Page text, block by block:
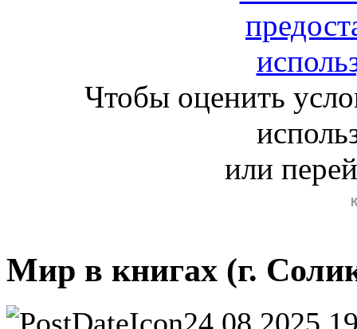
Чтобы оценить
или
Мир в книгах (г.